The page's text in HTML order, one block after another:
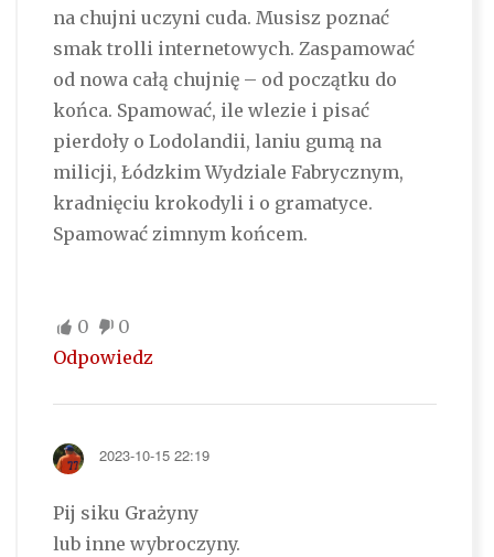
na chujni uczyni cuda. Musisz poznać
smak trolli internetowych. Zaspamować
od nowa całą chujnię – od początku do
końca. Spamować, ile wlezie i pisać
pierdoły o Lodolandii, laniu gumą na
milicji, Łódzkim Wydziale Fabrycznym,
kradnięciu krokodyli i o gramatyce.
Spamować zimnym końcem.
0
0
Odpowiedz
2023-10-15 22:19
Pij siku Grażyny
lub inne wybroczyny.